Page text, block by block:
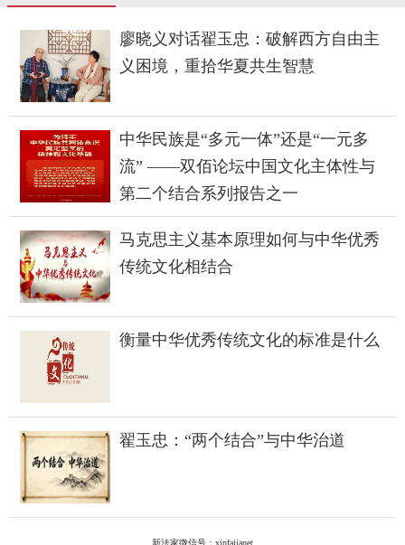
廖晓义对话翟玉忠：破解西方自由主
义困境，重拾华夏共生智慧
中华民族是“多元一体”还是“一元多
流” ——双佰论坛中国文化主体性与
第二个结合系列报告之一
马克思主义基本原理如何与中华优秀
传统文化相结合
衡量中华优秀传统文化的标准是什么
翟玉忠：“两个结合”与中华治道
新法家微信号：xinfajianet